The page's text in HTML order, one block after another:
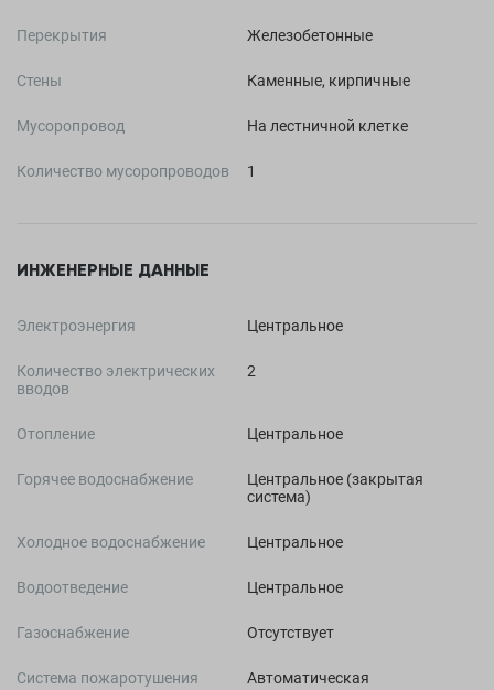
Перекрытия Железобетонные
Стены Каменные, кирпичные
Мусоропровод На лестничной клетке
Количество мусоропроводов 1
ИНЖЕНЕРНЫЕ ДАННЫЕ
Электроэнергия Центральное
Количество электрических
вводов
2
Отопление Центральное
Горячее водоснабжение
Центральное (закрытая
система)
Холодное водоснабжение Центральное
Водоотведение Центральное
Газоснабжение Отсутствует
Система пожаротушения Автоматическая